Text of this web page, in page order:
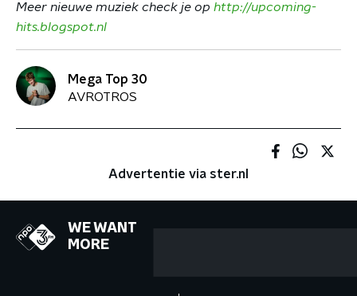
Meer nieuwe muziek check je op http://upcoming-
hits.blogspot.nl
Mega Top 30
AVROTROS
Advertentie via ster.nl
WE WANT
MORE